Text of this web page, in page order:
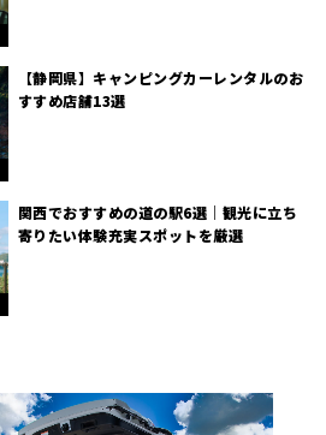
【静岡県】キャンピングカーレンタルのお
すすめ店舗13選
関西でおすすめの道の駅6選｜観光に立ち
寄りたい体験充実スポットを厳選